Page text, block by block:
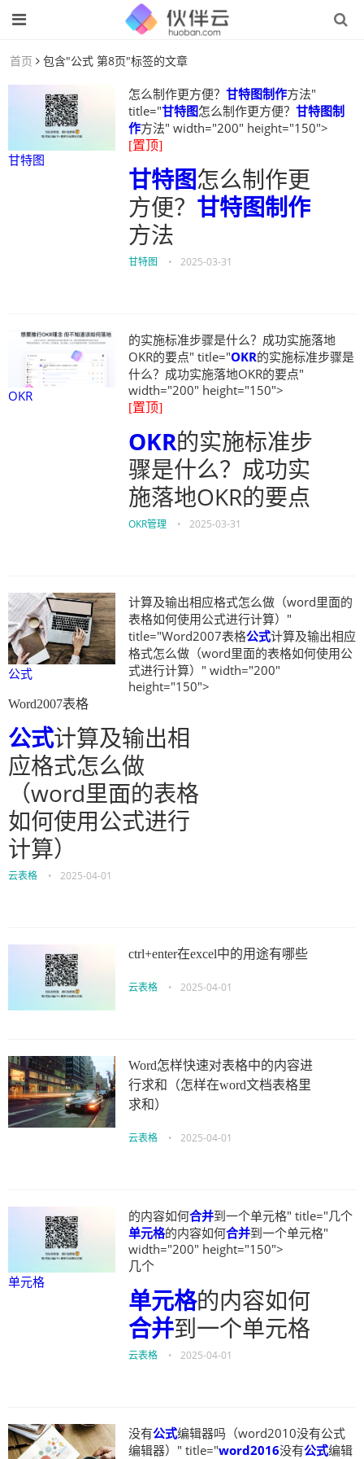
首页 包含"公式 第8页"标签的文章
甘特图
怎么制作更方便？ 甘特图制作方法"
title="甘特图怎么制作更方便？ 甘特图制
作方法" width="200" height="150">
[置顶]
甘特图怎么制作更
方便？ 甘特图制作
方法
甘特图 • 2025-03-31
OKR
的实施标准步骤是什么？成功实施落地
OKR的要点" title="OKR的实施标准步骤是
什么？成功实施落地OKR的要点"
width="200" height="150">
[置顶]
OKR的实施标准步
骤是什么？成功实
施落地OKR的要点
OKR管理 • 2025-03-31
公式
计算及输出相应格式怎么做（word里面的
表格如何使用公式进行计算）"
title="Word2007表格公式计算及输出相应
格式怎么做（word里面的表格如何使用公
式进行计算）" width="200"
height="150">
Word2007表格
公式计算及输出相
应格式怎么做
（word里面的表格
如何使用公式进行
计算）
云表格 • 2025-04-01
ctrl+enter在excel中的用途有哪些
云表格 • 2025-04-01
Word怎样快速对表格中的内容进
行求和（怎样在word文档表格里
求和）
云表格 • 2025-04-01
单元格
的内容如何合并到一个单元格" title="几个
单元格的内容如何合并到一个单元格"
width="200" height="150">
几个
单元格的内容如何
合并到一个单元格
云表格 • 2025-04-01
没有公式编辑器吗（word2010没有公式
编辑器）" title="word2016没有公式编辑